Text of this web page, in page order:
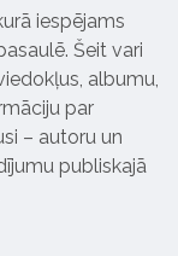
iespējams
Šeit vari
albumu,
par
– autoru un
publiskajā